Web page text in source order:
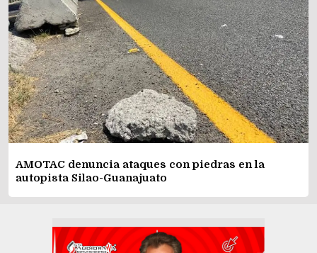
AMOTAC denuncia ataques con piedras en la
autopista Silao-Guanajuato